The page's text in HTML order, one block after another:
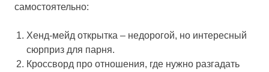
самостоятельно:
Хенд-мейд открытка – недорогой, но интересный
сюрприз для парня.
Кроссворд про отношения, где нужно разгадать